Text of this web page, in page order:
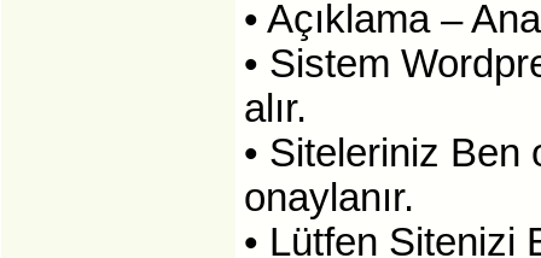
• Açıklama –
• Sistem
alır.
• Siteleriniz Ben
onaylanır.
• Lütfen Sitenizi